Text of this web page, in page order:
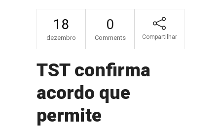
18
dezembro
0
Comments Compartilhar
TST confirma
acordo que
permite